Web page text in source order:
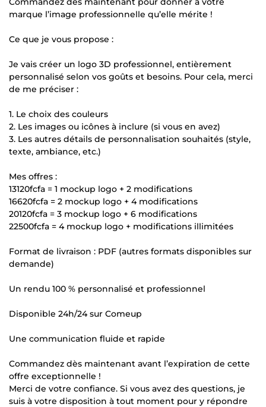
marque l’image professionnelle qu’elle mérite !
Ce que je vous propose :
Je vais créer un logo 3D professionnel, entièrement
personnalisé selon vos goûts et besoins. Pour cela, merci
de me préciser :
1. Le choix des couleurs
2. Les images ou icônes à inclure (si vous en avez)
3. Les autres détails de personnalisation souhaités (style,
texte, ambiance, etc.)
Mes offres :
13120fcfa = 1 mockup logo + 2 modifications
16620fcfa = 2 mockup logo + 4 modifications
20120fcfa = 3 mockup logo + 6 modifications
22500fcfa = 4 mockup logo + modifications illimitées
Format de livraison : PDF (autres formats disponibles sur
demande)
Un rendu 100 % personnalisé et professionnel
Disponible 24h/24 sur Comeup
Une communication fluide et rapide
Commandez dès maintenant avant l’expiration de cette
offre exceptionnelle !
Merci de votre confiance. Si vous avez des questions, je
suis à votre disposition à tout moment pour y répondre